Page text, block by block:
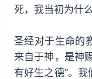
死，我当初为什
圣经对于生命的
来自于神，是神
有好生之德”。